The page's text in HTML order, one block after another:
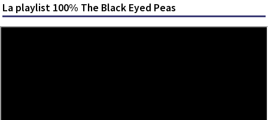
La playlist 100% The Black Eyed Peas